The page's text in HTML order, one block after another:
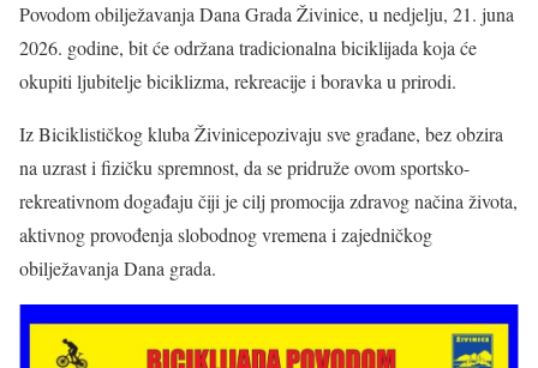
Povodom obilježavanja Dana Grada Živinice, u nedjelju, 21. juna
2026. godine, bit će održana tradicionalna biciklijada koja će
okupiti ljubitelje biciklizma, rekreacije i boravka u prirodi.
Iz Biciklističkog kluba Živinicepozivaju sve građane, bez obzira
na uzrast i fizičku spremnost, da se pridruže ovom sportsko-
rekreativnom događaju čiji je cilj promocija zdravog načina života,
aktivnog provođenja slobodnog vremena i zajedničkog
obilježavanja Dana grada.